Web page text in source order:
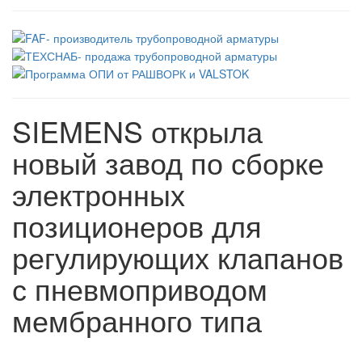
SIEMENS открыла
новый завод по сборке
электронных
позиционеров для
регулирующих клапанов
с пневмоприводом
мембранного типа